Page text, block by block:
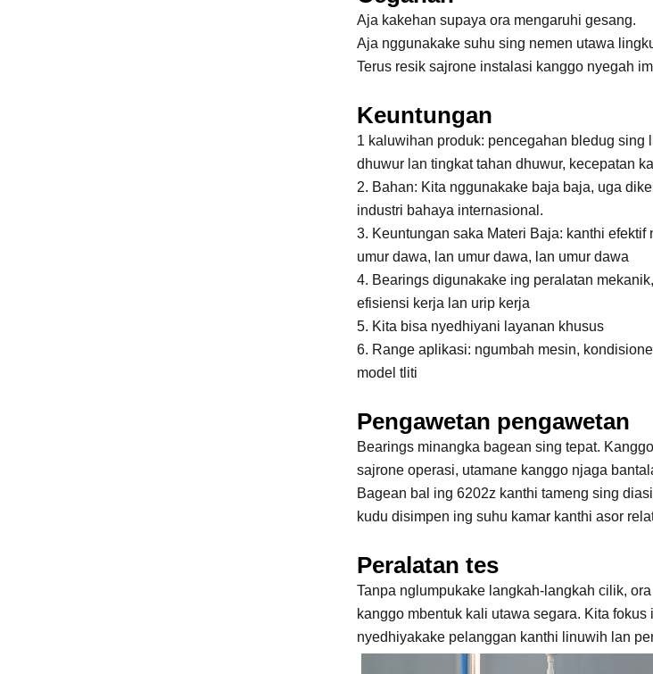
Aja kakehan supaya ora mengaruhi gesang.
Aja nggunakake suhu sing nemen utawa
Terus resik sajrone instalasi kanggo nyegah
Keuntungan
1 kaluwihan produk: pencegahan bledug
dhuwur lan tingkat tahan dhuwur, kecepatan
2. Bahan: Kita nggunakake baja baja, uga
industri bahaya internasional.
3. Keuntungan saka Materi Baja: kanthi
umur dawa, lan umur dawa, lan umur dawa
4. Bearings digunakake ing peralatan
efisiensi kerja lan urip kerja
5. Kita bisa nyedhiyani layanan khusus
6. Range aplikasi: ngumbah mesin,
model tliti
Pengawetan pengawetan
Bearings minangka bagean sing tepat.
sajrone operasi, utamane kanggo njaga
Bagean bal ing 6202z kanthi tameng sing
kudu disimpen ing suhu kamar kanthi asor
Peralatan tes
Tanpa nglumpukake langkah-langkah cilik,
kanggo mbentuk kali utawa segara. Kita
nyedhiyakake pelanggan kanthi linuwih lan